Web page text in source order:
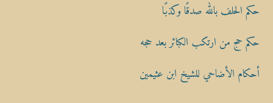
حكم الحلف بالله صدقًا وكذبًا
حكم حج من ارتكب الكبائر بعد حجه
أحكام الأضاحي للشيخ ابن عثيمين